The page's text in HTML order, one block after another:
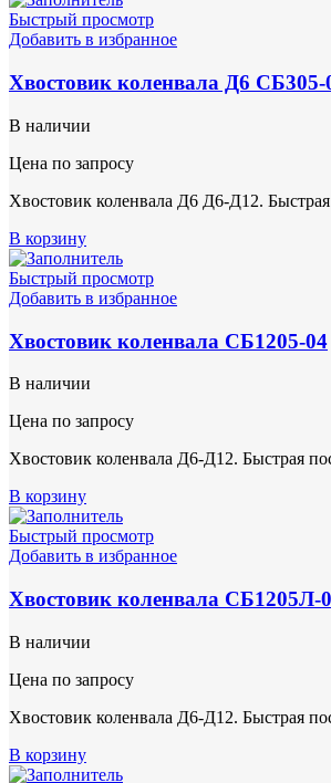
Быстрый просмотр
Добавить в избранное
Хвостовик коленвала Д6 СБ305-
В наличии
Цена по запросу
Хвостовик коленвала Д6 Д6-Д12. Быстрая
В корзину
Быстрый просмотр
Добавить в избранное
Хвостовик коленвала СБ1205-04
В наличии
Цена по запросу
Хвостовик коленвала Д6-Д12. Быстрая
В корзину
Быстрый просмотр
Добавить в избранное
Хвостовик коленвала СБ1205Л-
В наличии
Цена по запросу
Хвостовик коленвала Д6-Д12. Быстрая
В корзину